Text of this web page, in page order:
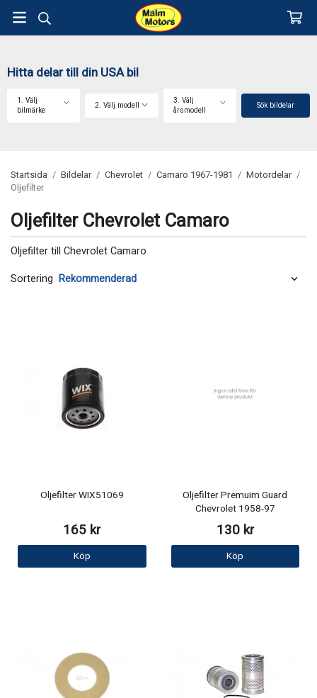
Hitta delar till din USA bil
1. Välj
bilmärke
2. Välj modell
3. Välj
årsmodell
Sök bildelar
Startsida / Bildelar / Chevrolet / Camaro 1967-1981 / Motordelar /
Oljefilter
Oljefilter Chevrolet Camaro
Oljefilter till Chevrolet Camaro
Sortering
Oljefilter WIX51069
165 kr
Köp
Oljefilter Premuim Guard
Chevrolet 1958-97
130 kr
Köp